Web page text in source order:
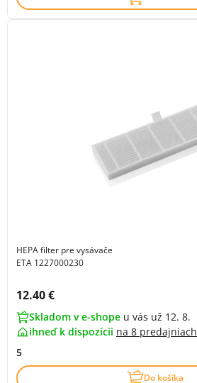
HEPA filter pre vysávače
ETA 1227000230
Cena s DPH:
12.40 €
Skladom v e-shope u vás už 12. 8.
ihneď k dispozícii na 8 predajniach
5
Do košíka